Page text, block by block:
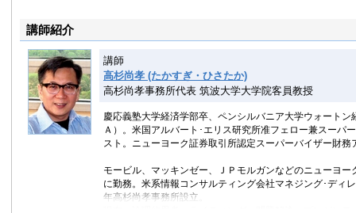
講師紹介
講師
高杉尚孝 (たかすぎ・ひさたか)
高杉尚孝事務所代表 筑波大学大学院客員教授
慶応義塾大学経済学部卒、ペンシルバニア大学ウォートン
Ａ）。米国アルバート･エリス研究所准フェロー兼スーパ
スト。ニューヨーク証券取引所認定スーパーバイザー財務
モービル、マッキンゼー、ＪＰモルガンなどのニューヨー
に勤務。米系情報コンサルティング会社マネジング･ディ
年高杉尚孝事務所設立。